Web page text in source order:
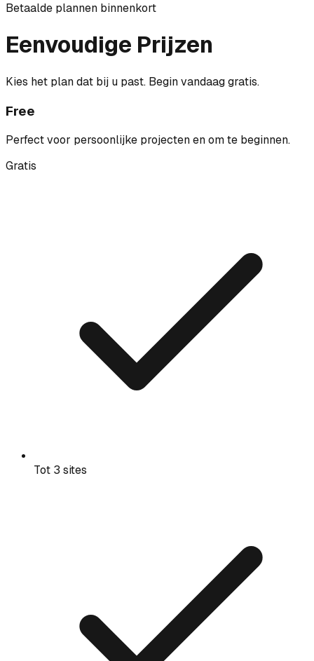
Betaalde plannen binnenkort
Eenvoudige Prijzen
Kies het plan dat bij u past. Begin vandaag gratis.
Free
Perfect voor persoonlijke projecten en om te beginnen.
Gratis
Tot 3 sites